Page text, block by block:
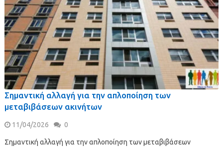
Σημαντική αλλαγή για την απλοποίηση των
μεταβιβάσεων ακινήτων
11/04/2026 0
Σημαντική αλλαγή για την απλοποίηση των μεταβιβάσεων